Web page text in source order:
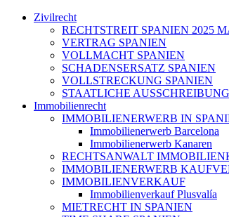
Zivilrecht
RECHTSTREIT SPANIEN 2025
VERTRAG SPANIEN
VOLLMACHT SPANIEN
SCHADENSERSATZ SPANIEN
VOLLSTRECKUNG SPANIEN
STAATLICHE
Immobilienrecht
IMMOBILIENERWERB IN
Immobilienerwerb Barcelona
Immobilienerwerb Kanaren
RECHTSANWALT
IMMOBILIENERWERB
IMMOBILIENVERKAUF
Immobilienverkauf Plusvalía
MIETRECHT IN SPANIEN